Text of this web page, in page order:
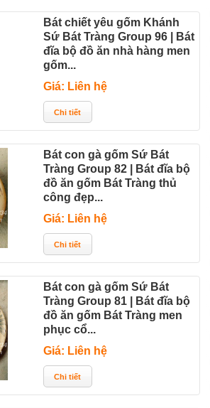
Bát chiết yêu gốm Khánh
Sứ Bát Tràng Group 96 | Bát
đĩa bộ đồ ăn nhà hàng men
gốm...
Giá: Liên hệ
Bát con gà gốm Sứ Bát
Tràng Group 82 | Bát đĩa bộ
đồ ăn gốm Bát Tràng thủ
công đẹp...
Giá: Liên hệ
Bát con gà gốm Sứ Bát
Tràng Group 81 | Bát đĩa bộ
đồ ăn gốm Bát Tràng men
phục cổ...
Giá: Liên hệ